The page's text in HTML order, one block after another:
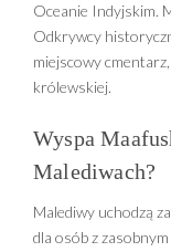
Oceanie Indyjskim.
Odkrywcy
miejscowy
królewskiej.
Wyspa
Malediwach?
Malediwy uchodzą
dla osób z